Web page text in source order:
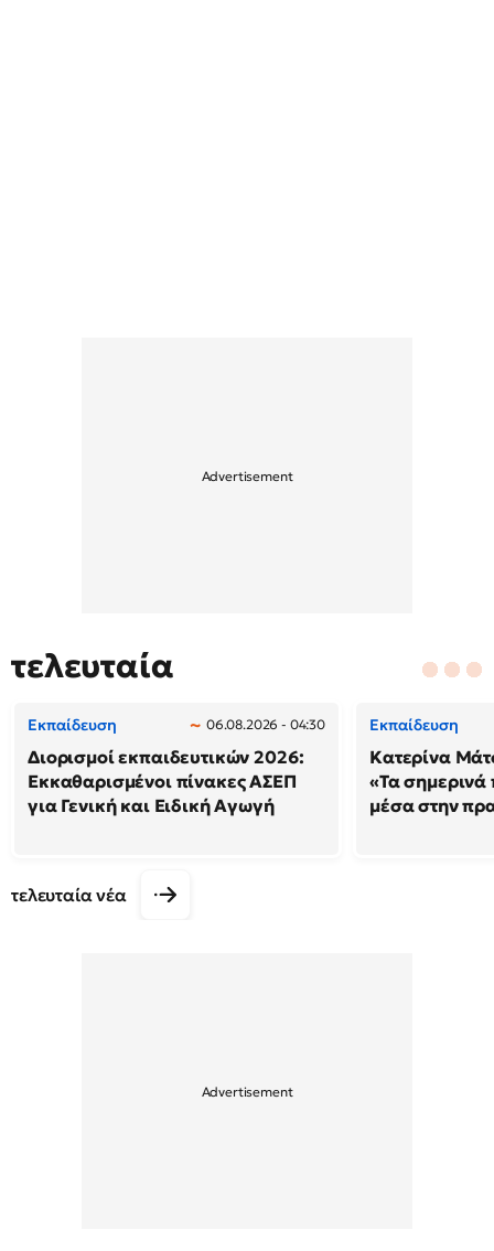
τελευταία
Εκπαίδευση 06.08.2026 - 04:30
Διορισμοί εκπαιδευτικών 2026:
Εκκαθαρισμένοι πίνακες ΑΣΕΠ
για Γενική και Ειδική Αγωγή
Εκπαίδευση
Κατερίνα
«Τα σημερινά
μέσα στην
τελευταία νέα